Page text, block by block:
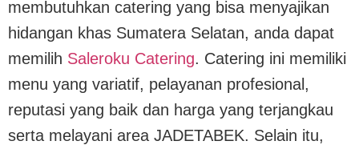
membutuhkan catering yang bisa menyajikan
hidangan khas Sumatera Selatan, anda dapat
memilih Saleroku Catering. Catering ini memiliki
menu yang variatif, pelayanan profesional,
reputasi yang baik dan harga yang terjangkau
serta melayani area JADETABEK. Selain itu,